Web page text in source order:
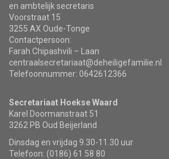
en ambtelijk secretaris
Voorstraat 15
3255 AX Oude-Tonge
Contactpersoon:
Farah Chipashvili – Laan
centraalsecretariaat@deheiligefamilie.nl
Telefoonnummer: 0642612366
Secretariaat Hoekse Waard
Karel Doormanstraat 51
3262 PB Oud Beijerland
Dinsdag en vrijdag 9.30-11.30 uur
Telefoon: (0186) 61 58 80